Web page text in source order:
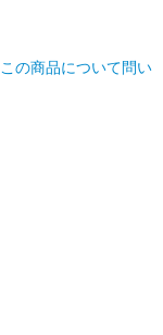
この商品について問い